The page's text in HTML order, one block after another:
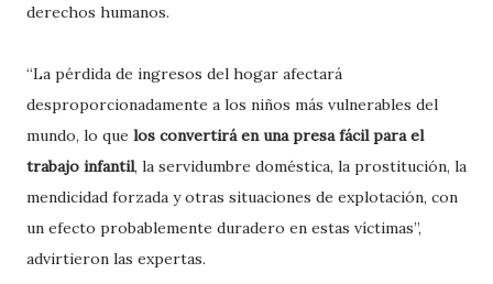
derechos humanos.
“La pérdida de ingresos del hogar afectará
desproporcionadamente a los niños más vulnerables del
mundo, lo que los convertirá en una presa fácil para el
trabajo infantil, la servidumbre doméstica, la prostitución, la
mendicidad forzada y otras situaciones de explotación, con
un efecto probablemente duradero en estas víctimas”,
advirtieron las expertas.